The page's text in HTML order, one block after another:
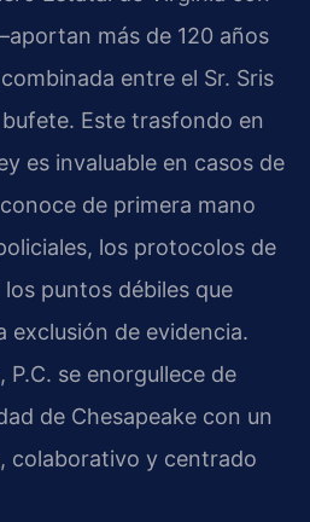
más de 120 años
entre el Sr. Sris
Este trasfondo en
es invaluable en casos de
de primera mano
los protocolos de
puntos débiles que
exclusión de evidencia.
P.C. se enorgullece de
de Chesapeake con un
colaborativo y centrado